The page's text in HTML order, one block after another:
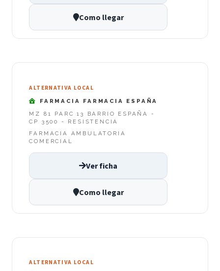
Como llegar
ALTERNATIVA LOCAL
FARMACIA FARMACIA ESPAÑA
MZ 81 PARC 13 BARRIO ESPAÑA -
CP 3500 - RESISTENCIA
FARMACIA AMBULATORIA
COMERCIAL
Ver ficha
Como llegar
ALTERNATIVA LOCAL